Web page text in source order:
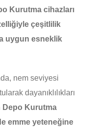
Kurutma cihazları
çeşitlilik
uygun esneklik
nem seviyesi
dayanıklılıkları
Depo Kurutma
emme yeteneğine